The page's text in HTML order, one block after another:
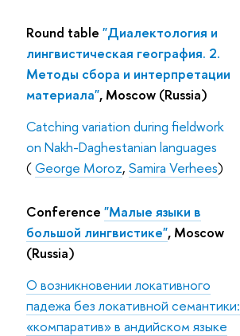
Round table "Диалектология и
лингвистическая география. 2.
Методы сбора и интерпретации
материала", Moscow (Russia)
Catching variation during fieldwork
on Nakh-Daghestanian languages
(George Moroz, Samira Verhees)
Conference "Малые языки в
большой лингвистике", Moscow
(Russia)
О возникновении локативного
падежа без локативной семантики:
«компаратив» в андийском языке